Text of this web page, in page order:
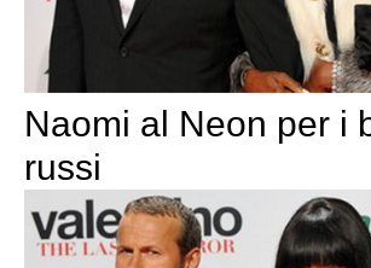
Naomi al Neon per i
russi